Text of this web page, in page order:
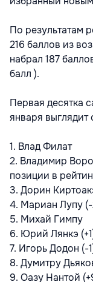
По результатам
216 баллов из
набрал 187
балл ).
Первая десятка
января
1. Влад Филат
2. Владимир
позиции в
3. Дорин
4. Мариан Лупу
5. Михай Гимпу
6. Юрий Лянкэ
7. Игорь Додон (-
8. Думитру
9. Оазу Нантой